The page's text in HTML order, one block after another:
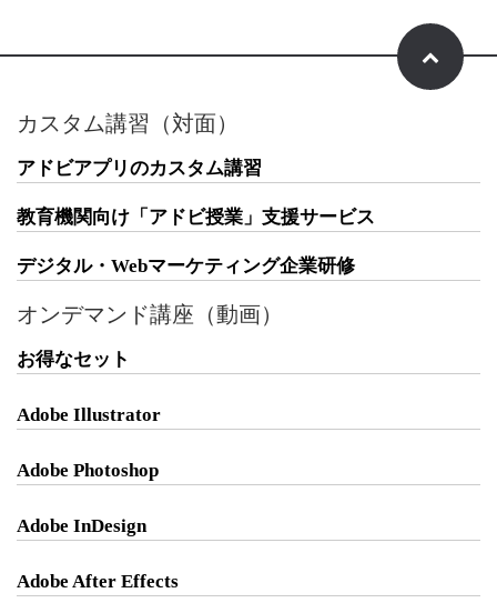
カスタム講習（対面）
アドビアプリのカスタム講習
教育機関向け「アドビ授業」支援サービス
デジタル・Webマーケティング企業研修
オンデマンド講座（動画）
お得なセット
Adobe Illustrator
Adobe Photoshop
Adobe InDesign
Adobe After Effects